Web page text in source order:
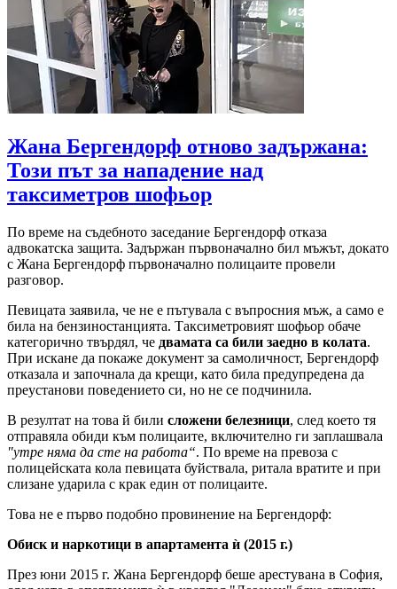
Жана Бергендорф отново задържана:
Този път за нападение над
таксиметров шофьор
По време на съдебното заседание Бергендорф отказа
адвокатска защита. Задържан първоначално бил мъжът, докато
с Жана Бергендорф първоначално полицаите провели
разговор.
Певицата заявила, че не е пътувала с въпросния мъж, а само е
била на бензиностанцията. Таксиметровият шофьор обаче
категорично твърдял, че двамата са били заедно в колата.
При искане да покаже документ за самоличност, Бергендорф
отказала и започнала да крещи, като била предупредена да
преустанови поведението си, но не се подчинила.
В резултат на това й били сложени белезници, след което тя
отправяла обиди към полицаите, включително ги заплашвала
"утре няма да сте на работа“. По време на превоза с
полицейската кола певицата буйствала, ритала вратите и при
слизане ударила с крак един от полицаите.
Това не е първо подобно провинение на Бергендорф:
Обиск и наркотици в апартамента ѝ (2015 г.)
През юни 2015 г. Жана Бергендорф беше арестувана в София,